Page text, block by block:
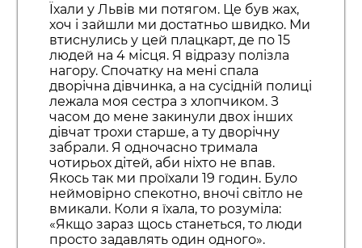
Їхали у Львів ми потягом. Це був жах,
хоч і зайшли ми достатньо швидко. Ми
втиснулись у цей плацкарт, де по 15
людей на 4 місця. Я відразу полізла
нагору. Спочатку на мені спала
дворічна дівчинка, а на сусідній полиці
лежала моя сестра з хлопчиком. З
часом до мене закинули двох інших
дівчат трохи старше, а ту дворічну
забрали. Я одночасно тримала
чотирьох дітей, аби ніхто не впав.
Якось так ми проїхали 19 годин. Було
неймовірно спекотно, вночі світло не
вмикали. Коли я їхала, то розуміла:
«Якщо зараз щось станеться, то люди
просто задавлять один одного».